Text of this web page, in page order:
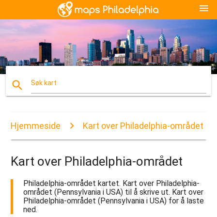
menu
search Søk kart
Hjemmeside Kart over Philadelphia-området
Kart over Philadelphia-området
Philadelphia-området kartet. Kart over Philadelphia-
området (Pennsylvania i USA) til å skrive ut. Kart over
Philadelphia-området (Pennsylvania i USA) for å laste
ned.